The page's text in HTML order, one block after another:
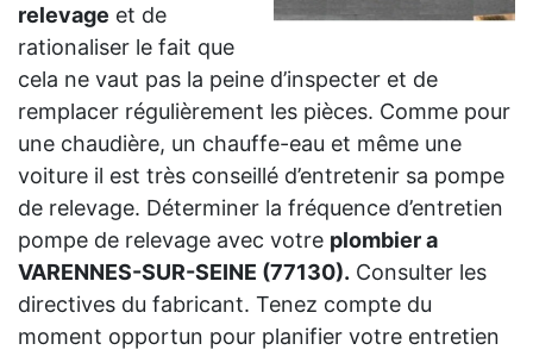
relevage et de
rationaliser le fait que
cela ne vaut pas la peine d’inspecter et de
remplacer régulièrement les pièces. Comme pour
une chaudière, un chauffe-eau et même une
voiture il est très conseillé d’entretenir sa pompe
de relevage. Déterminer la fréquence d’entretien
pompe de relevage avec votre plombier a
VARENNES-SUR-SEINE (77130). Consulter les
directives du fabricant. Tenez compte du
moment opportun pour planifier votre entretien